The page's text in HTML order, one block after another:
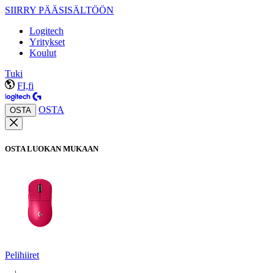
SIIRRY PÄÄSISÄLTÖÖN
Logitech
Yritykset
Koulut
Tuki
FI,fi
OSTA OSTA
OSTA LUOKAN MUKAAN
Pelihiiret